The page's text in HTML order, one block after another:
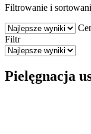
Filtrowanie i
Filtr
Pielęgnacja